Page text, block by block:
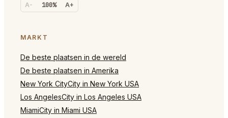
A- 100% A+
MARKT
De beste plaatsen in de wereld
De beste plaatsen in Amerika
New York CityCity in New York USA
Los AngelesCity in Los Angeles USA
MiamiCity in Miami USA